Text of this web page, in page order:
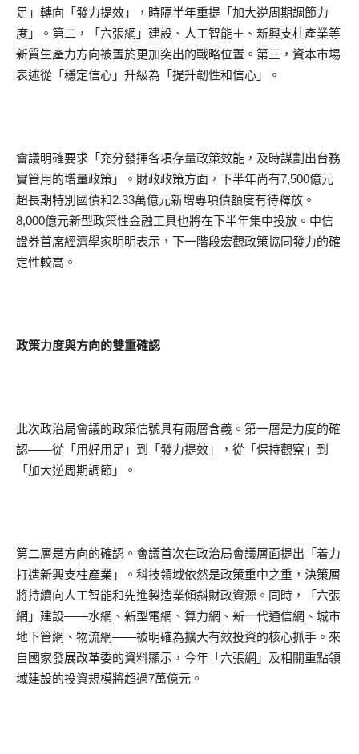
足」轉向「發力提效」，時隔半年重提「加大逆周期調節力
度」。第二，「六張網」建設、人工智能＋、新興支柱產業等
新質生產力方向被置於更加突出的戰略位置。第三，資本市場
表述從「穩定信心」升級為「提升韌性和信心」。
會議明確要求「充分發揮各項存量政策效能，及時謀劃出台務
實管用的增量政策」。財政政策方面，下半年尚有7,500億元
超長期特別國債和2.33萬億元新增專項債額度有待釋放。
8,000億元新型政策性金融工具也將在下半年集中投放。中信
證券首席經濟學家明明表示，下一階段宏觀政策協同發力的確
定性較高。
政策力度與方向的雙重確認
此次政治局會議的政策信號具有兩層含義。第一層是力度的確
認——從「用好用足」到「發力提效」，從「保持觀察」到
「加大逆周期調節」。
第二層是方向的確認。會議首次在政治局會議層面提出「着力
打造新興支柱產業」。科技領域依然是政策重中之重，決策層
將持續向人工智能和先進製造業傾斜財政資源。同時，「六張
網」建設——水網、新型電網、算力網、新一代通信網、城市
地下管網、物流網——被明確為擴大有效投資的核心抓手。來
自國家發展改革委的資料顯示，今年「六張網」及相關重點領
域建設的投資規模將超過7萬億元。